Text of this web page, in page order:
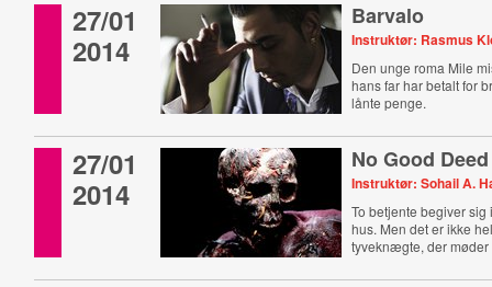
27/01
2014
Barvalo
Instruktør: Rasmus
Den unge roma Mile
hans far har betalt for
lånte penge.
27/01
2014
No Good Deed
Instruktør: Sohail A.
To betjente begiver sig
hus. Men det er ikke
tyveknægte, der møder